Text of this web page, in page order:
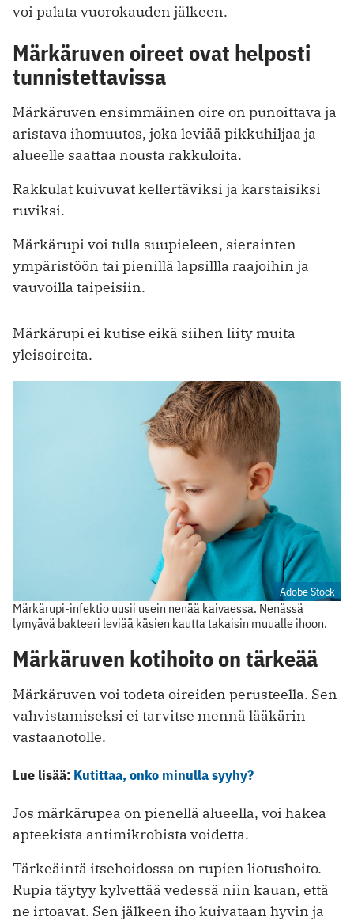
voi palata vuorokauden jälkeen.
Märkäruven oireet ovat helposti
tunnistettavissa
Märkäruven ensimmäinen oire on punoittava ja
aristava ihomuutos, joka leviää pikkuhiljaa ja
alueelle saattaa nousta rakkuloita.
Rakkulat kuivuvat kellertäviksi ja karstaisiksi
ruviksi.
Märkärupi voi tulla suupieleen, sierainten
ympäristöön tai pienillä lapsillla raajoihin ja
vauvoilla taipeisiin.
Märkärupi ei kutise eikä siihen liity muita
yleisoireita.
Adobe Stock
Märkärupi-infektio uusii usein nenää kaivaessa. Nenässä
lymyävä bakteeri leviää käsien kautta takaisin muualle ihoon.
Märkäruven kotihoito on tärkeää
Märkäruven voi todeta oireiden perusteella. Sen
vahvistamiseksi ei tarvitse mennä lääkärin
vastaanotolle.
Lue lisää: Kutittaa, onko minulla syyhy?
Jos märkärupea on pienellä alueella, voi hakea
apteekista antimikrobista voidetta.
Tärkeäintä itsehoidossa on rupien liotushoito.
Rupia täytyy kylvettää vedessä niin kauan, että
ne irtoavat. Sen jälkeen iho kuivataan hyvin ja